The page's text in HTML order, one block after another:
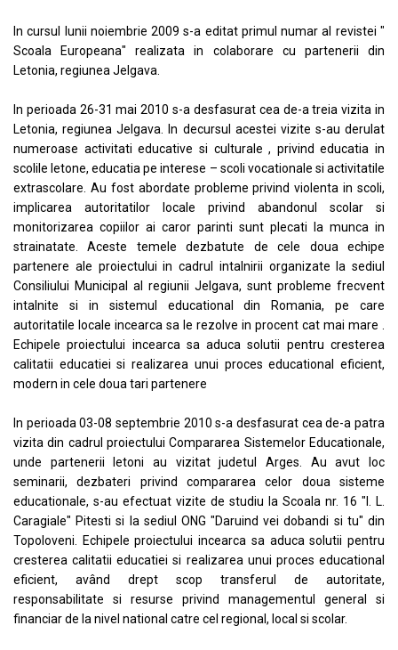
In cursul lunii noiembrie 2009 s-a editat primul numar al revistei "
Scoala Europeana" realizata in colaborare cu partenerii din
Letonia, regiunea Jelgava.
In perioada 26-31 mai 2010 s-a desfasurat cea de-a treia vizita in
Letonia, regiunea Jelgava. In decursul acestei vizite s-au derulat
numeroase activitati educative si culturale , privind educatia in
scolile letone, educatia pe interese – scoli vocationale si activitatile
extrascolare. Au fost abordate probleme privind violenta in scoli,
implicarea autoritatilor locale privind abandonul scolar si
monitorizarea copiilor ai caror parinti sunt plecati la munca in
strainatate. Aceste temele dezbatute de cele doua echipe
partenere ale proiectului in cadrul intalnirii organizate la sediul
Consiliului Municipal al regiunii Jelgava, sunt probleme frecvent
intalnite si in sistemul educational din Romania, pe care
autoritatile locale incearca sa le rezolve in procent cat mai mare .
Echipele proiectului incearca sa aduca solutii pentru cresterea
calitatii educatiei si realizarea unui proces educational eficient,
modern in cele doua tari partenere
In perioada 03-08 septembrie 2010 s-a desfasurat cea de-a patra
vizita din cadrul proiectului Compararea Sistemelor Educationale,
unde partenerii letoni au vizitat judetul Arges. Au avut loc
seminarii, dezbateri privind compararea celor doua sisteme
educationale, s-au efectuat vizite de studiu la Scoala nr. 16 "I. L.
Caragiale" Pitesti si la sediul ONG "Daruind vei dobandi si tu" din
Topoloveni. Echipele proiectului incearca sa aduca solutii pentru
cresterea calitatii educatiei si realizarea unui proces educational
eficient, având drept scop transferul de autoritate,
responsabilitate si resurse privind managementul general si
financiar de la nivel national catre cel regional, local si scolar.